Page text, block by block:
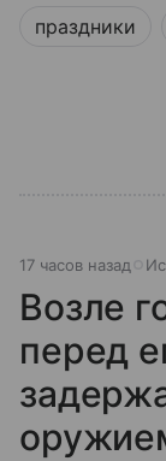
праздники
17 часов назад
Возле
перед